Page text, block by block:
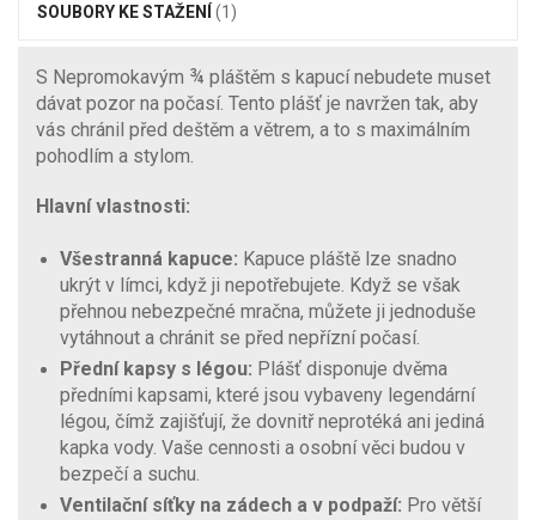
SOUBORY KE STAŽENÍ (1)
S Nepromokavým ¾ pláštěm s kapucí nebudete muset
dávat pozor na počasí. Tento plášť je navržen tak, aby
vás chránil před deštěm a větrem, a to s maximálním
pohodlím a stylom.
Hlavní vlastnosti:
Všestranná kapuce: Kapuce pláště lze snadno
ukrýt v límci, když ji nepotřebujete. Když se však
přehnou nebezpečné mračna, můžete ji jednoduše
vytáhnout a chránit se před nepřízní počasí.
Přední kapsy s légou: Plášť disponuje dvěma
předními kapsami, které jsou vybaveny legendární
légou, čímž zajišťují, že dovnitř neprotéká ani jediná
kapka vody. Vaše cennosti a osobní věci budou v
bezpečí a suchu.
Ventilační síťky na zádech a v podpaží: Pro větší